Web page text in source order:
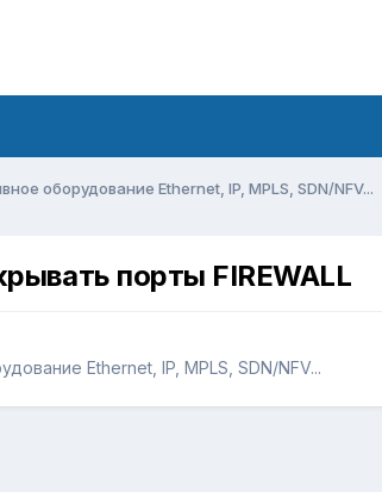
оборудование Ethernet, IP, MPLS, SDN/NFV...
порты FIREWALL
Ethernet, IP, MPLS, SDN/NFV...